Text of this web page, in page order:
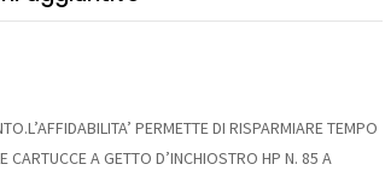
PERMETTE DI RISPARMIARE TEMPO
CARTUCCE A GETTO D’INCHIOSTRO HP N. 85 A